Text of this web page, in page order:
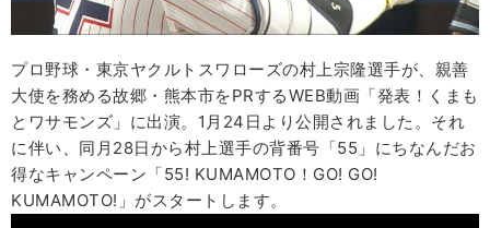
プロ野球・東京ヤクルトスワローズの村上宗隆選手が、親善
大使を務める故郷・熊本市をPRするWEB動画「発表！くまも
とワサモンズ」に出演。1月24日より公開されました。それ
に伴い、同月28日から村上選手の背番号「55」にちなんだお
得なキャンペーン「55! KUMAMOTO！GO! GO!
KUMAMOTO!」がスタートします。